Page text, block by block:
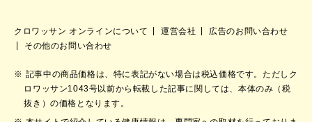
クロワッサン オンラインについて 運営会社
広告のお問い合わせ
その他のお問い合わせ
記事中の商品価格は、特に表記がない場合は税込価格です。ただしク
ロワッサン1043号以前から転載した記事に関しては、本体のみ（税
抜き）の価格となります。